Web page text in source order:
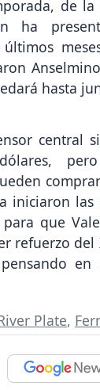
de la
ha
hasta
central
iniciaron las
que
refuerzo del
Plate,